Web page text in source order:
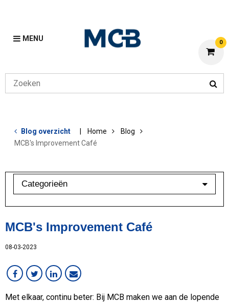
MENU 0
Blog overzicht Home
Blog
MCB's Improvement Café
Categorieën
Klant in beeld
MVO
Medewerker in beeld
Overig
MCB's Improvement Café
08-03-2023
Met elkaar, continu beter: Bij MCB maken we aan de lopende